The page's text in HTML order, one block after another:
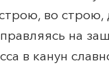
во
на
в канун